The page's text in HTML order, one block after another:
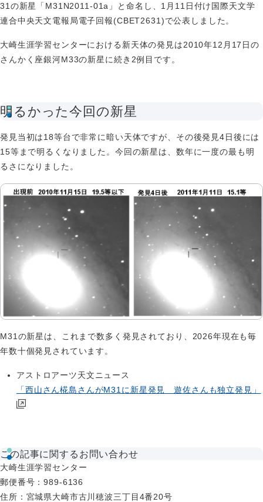
31の新星「M31N2011-01a」と命名し、1月11日付け国際天文学
連合中央天文電報局電子回報(CBET2631)で公表しました。
大崎生涯学習センターにおける新天体の発見は2010年12月17日の
さんかく座銀河M33の新星に続き2例目です。
明るかった今回の新星
発見当初は18等台で非常に暗い天体ですが、その後発見4日後には
15等まで明るくなりました。今回の新星は、数年に一度の最も明
るさになりました。
M31の新星は、これまで数多く発見されており、2026年現在も毎
年数十個発見されています。
アストロアーツ天文ニュース
「西山さん椛島さんがM31に新星発見 遊佐さんも独立発見」
この記事に関するお問い合わせ
大崎生涯学習センター
郵便番号 ：989-6136
住所 ：宮城県大崎市古川穂波三丁目4番20号